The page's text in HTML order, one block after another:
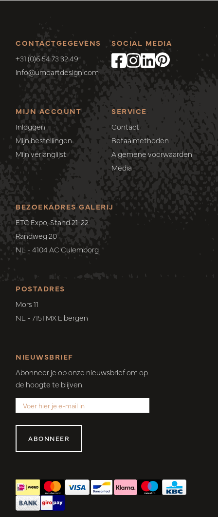
CONTACTGEGEVENS
+31 (0)6 54 73 32 49
info@umoartdesign.com
MIJN ACCOUNT
Inloggen
Mijn bestellingen
Mijn verlanglijst
SERVICE
Contact
Betaalmethoden
Algemene voorwaarden
Media
SOCIAL MEDIA
POSTADRES
Mors 11
NL - 7151 MX Eibergen
BEZOEKADRES GALERIJ
ETC Expo, Stand 21-22
Randweg 20
NL - 4104 AC Culemborg
NIEUWSBRIEF
Abonneer je op onze nieuwsbrief om op
de hoogte te blijven.
ABONNEER